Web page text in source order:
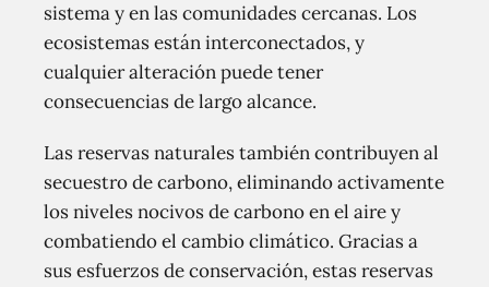
sistema y en las comunidades cercanas. Los
ecosistemas están interconectados, y
cualquier alteración puede tener
consecuencias de largo alcance.
Las reservas naturales también contribuyen al
secuestro de carbono, eliminando activamente
los niveles nocivos de carbono en el aire y
combatiendo el cambio climático. Gracias a
sus esfuerzos de conservación, estas reservas